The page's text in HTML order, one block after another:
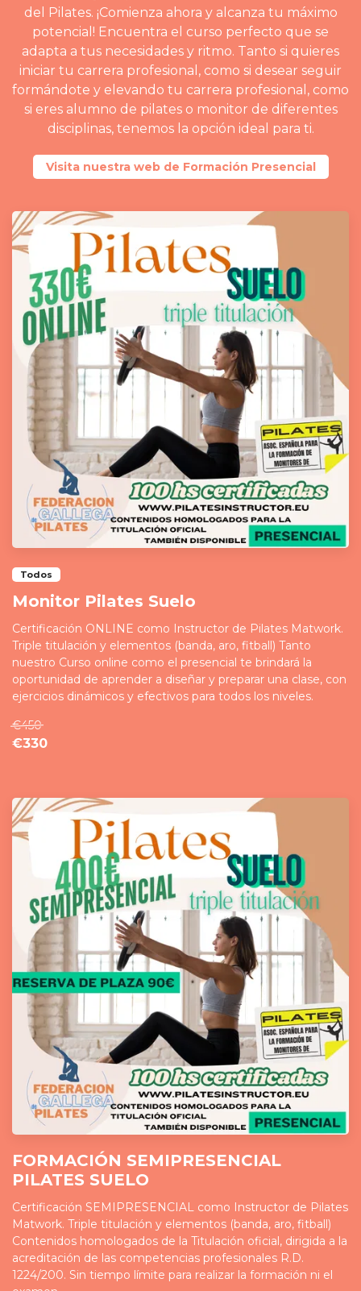
del Pilates. ¡Comienza ahora y alcanza tu máximo
potencial! Encuentra el curso perfecto que se
adapta a tus necesidades y ritmo. Tanto si quieres
iniciar tu carrera profesional, como si desear seguir
formándote y elevando tu carrera profesional, como
si eres alumno de pilates o monitor de diferentes
disciplinas, tenemos la opción ideal para ti.
Visita nuestra web de Formación Presencial
Todos
Monitor Pilates Suelo
Certificación ONLINE como Instructor de Pilates Matwork.
Triple titulación y elementos (banda, aro, fitball) Tanto
nuestro Curso online como el presencial te brindará la
oportunidad de aprender a diseñar y preparar una clase, con
ejercicios dinámicos y efectivos para todos los niveles.
€450
€330
FORMACIÓN SEMIPRESENCIAL
PILATES SUELO
Certificación SEMIPRESENCIAL como Instructor de Pilates
Matwork. Triple titulación y elementos (banda, aro, fitball)
Contenidos homologados de la Titulación oficial, dirigida a la
acreditación de las competencias profesionales R.D.
1224/200. Sin tiempo límite para realizar la formación ni el